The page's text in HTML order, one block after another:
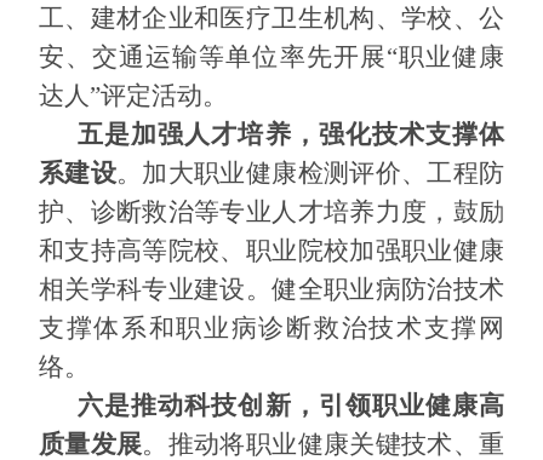
工、建材企业和医疗卫生机构、学校、公
安、交通运输等单位率先开展“职业健康
达人”评定活动。
五是加强人才培养，强化技术支撑体
系建设。加大职业健康检测评价、工程防
护、诊断救治等专业人才培养力度，鼓励
和支持高等院校、职业院校加强职业健康
相关学科专业建设。健全职业病防治技术
支撑体系和职业病诊断救治技术支撑网
络。
六是推动科技创新，引领职业健康高
质量发展。推动将职业健康关键技术、重